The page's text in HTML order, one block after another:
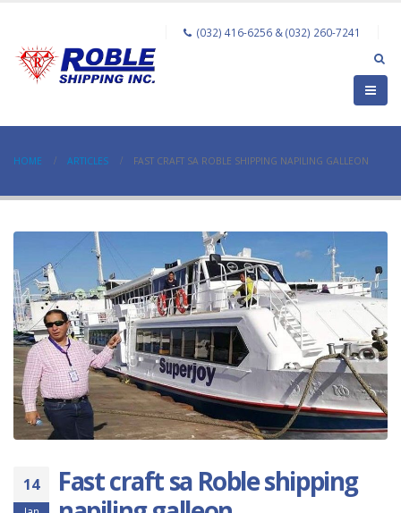
(032) 416-6256 & (032) 260-7241
HOME ARTICLES FAST CRAFT SA ROBLE SHIPPING NAPILING GALLEON
14
Fast craft sa Roble shipping